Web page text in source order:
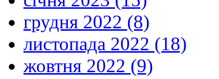
грудня 2022 (8)
листопада 2022 (18)
жовтня 2022 (9)